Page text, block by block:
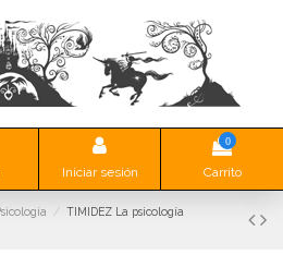
Iniciar sesión
0
Carrito
TIMIDEZ La psicología